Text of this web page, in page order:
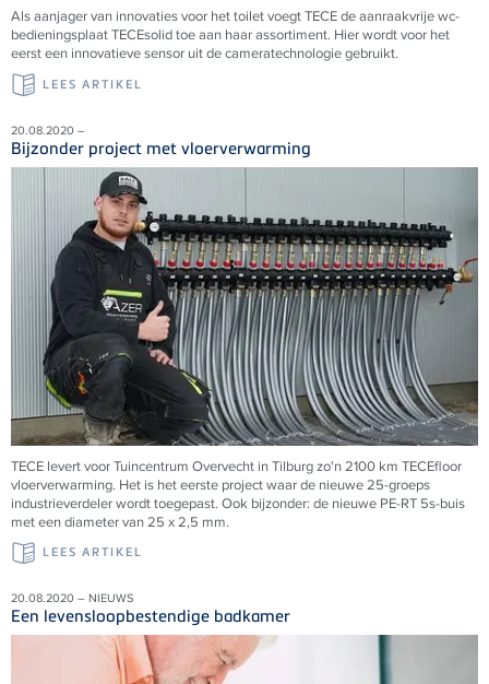
Als aanjager van innovaties voor het toilet voegtTECEde aanraakvrije wc-
bedieningsplaatTECEsolid toe aan haar assortiment. Hier wordt voor het
eerst een innovatieve sensor uit de cameratechnologie gebruikt.
LEES ARTIKEL
20.08.2020 –
Bijzonder project met vloerverwarming
TECE levert voor Tuincentrum Overvecht in Tilburg zo'n 2100 km TECEfloor
vloerverwarming. Het is het eerste project waar de nieuwe 25-groeps
industrieverdeler wordt toegepast. Ook bijzonder: de nieuwe PE-RT 5s-buis
met een diameter van 25 x 2,5 mm.
LEES ARTIKEL
20.08.2020 – NIEUWS
Een levensloopbestendige badkamer